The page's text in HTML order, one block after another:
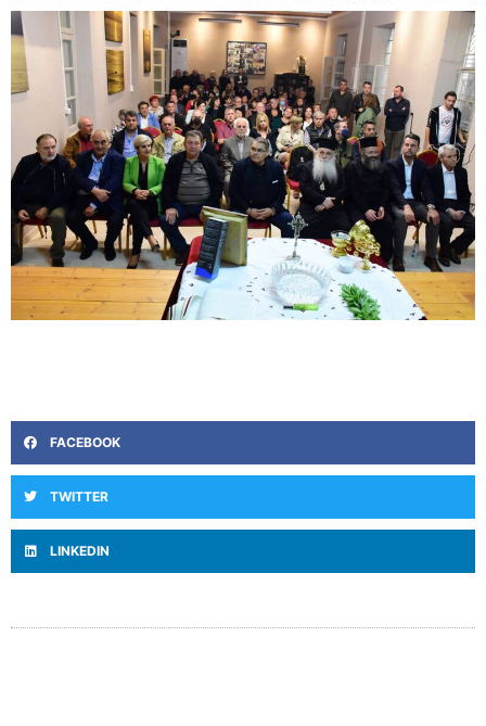
FACEBOOK
TWITTER
LINKEDIN